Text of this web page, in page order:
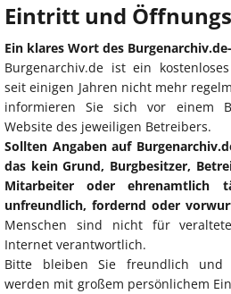
Eintritt und
Ein klares Wort des
Burgenarchiv.de ist ein
seit einigen Jahren nicht mehr
informieren Sie sich vor einem
Website des jeweiligen Betreibers.
Sollten Angaben auf
das kein Grund, Burgbesitzer,
Mitarbeiter oder ehrenamtlich
unfreundlich, fordernd oder
Menschen sind nicht für
Internet verantwortlich.
Bitte bleiben Sie freundlich und
werden mit großem persönlichem